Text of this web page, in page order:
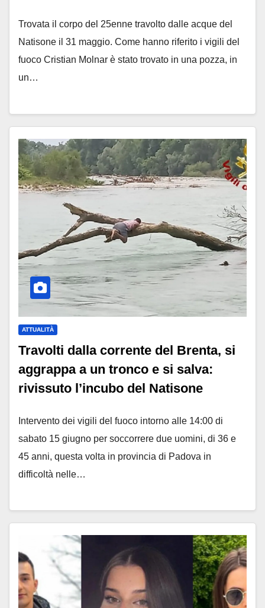
Trovata il corpo del 25enne travolto dalle acque del
Natisone il 31 maggio. Come hanno riferito i vigili del
fuoco Cristian Molnar è stato trovato in una pozza, in
un…
ATTUALITÀ
Travolti dalla corrente del Brenta, si
aggrappa a un tronco e si salva:
rivissuto l’incubo del Natisone
Intervento dei vigili del fuoco intorno alle 14:00 di
sabato 15 giugno per soccorrere due uomini, di 36 e
45 anni, questa volta in provincia di Padova in
difficoltà nelle…